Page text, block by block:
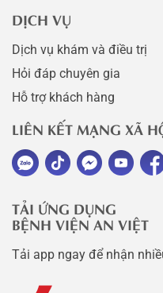
DỊCH VỤ
Dịch vụ khám và điều trị
Hỏi đáp chuyên gia
Hỗ trợ khách hàng
LIÊN KẾT MẠNG XÃ
TẢI ỨNG DỤNG
BỆNH VIỆN AN VIỆT
Tải app ngay để nhận